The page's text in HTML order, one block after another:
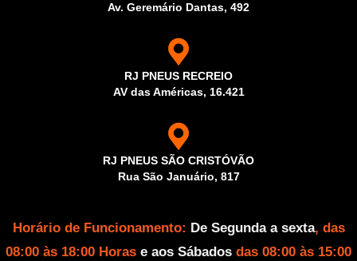
Av. Geremário Dantas, 492
RJ PNEUS RECREIO
AV das Américas, 16.421
RJ PNEUS SÃO CRISTÓVÃO
Rua São Januário, 817
Horário de Funcionamento: De Segunda a sexta, das
08:00 às 18:00 Horas e aos Sábados das 08:00 às 15:00